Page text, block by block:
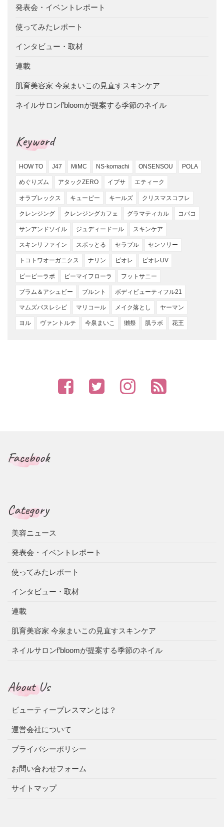
発表会・イベントレポート
使ってみたレポート
インタビュー・取材
連載
肌育美容家 今泉まいこの見直すスキンケア
ネイルサロンf’bloomが提案する季節のネイル
Keyword
HOW TO J47 MiMC NS-komachi ONSENSOU POLA
めぐりズム アタックZERO イプサ エティーク
オラプレックス キューピー キールズ クリスマスコフレ
クレンジング クレンジングカフェ グラマティカル コバコ
サンアンドソイル ジュディードール スキンケア
スキンリファイン スポッとる セラプル センソリー
トコトワオーガニクス ナリン ビオレ ビオレUV
ビービーラボ ビーマイフローラ フットサニー
プラム＆アシュビー プルント ボディビューティフル21
マムズバスレシピ マリコール メイク落とし ヤーマン
ヨル ヴァントルテ 今泉まいこ 獺祭 肌ラボ 花王
Facebook
Category
美容ニュース
発表会・イベントレポート
使ってみたレポート
インタビュー・取材
連載
肌育美容家 今泉まいこの見直すスキンケア
ネイルサロンf’bloomが提案する季節のネイル
About Us
ビューティープレスマンとは？
運営会社について
プライバシーポリシー
お問い合わせフォーム
サイトマップ